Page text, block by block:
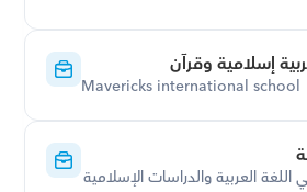
إسلامية وقرآن
Mavericks international school